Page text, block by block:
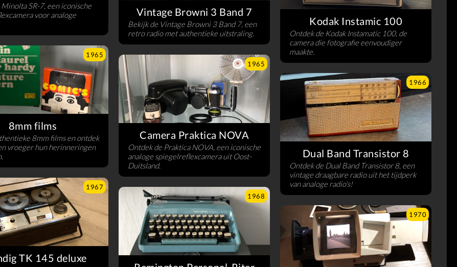
Minolta SR-7, een iconische
voor analoge
Vintage Browni 3 Band 7
Bekijk de Vintage Browni 3 Band 7, een
retro radio met authentieke uitstraling.
Kodak Instamic 100
Ontdek de Kodak Instamatic 100, de
camera die fotografie eenvoudiger
maakte.
1965
8mm films
8mm films en ontdek
vroeger hun herinneringen
1965
Camera Praktica NOVA
Ontdek de Praktica NOVA, een iconische
analoge spiegelreflexcamera uit Oost-
Duitsland.
1966
Dual Band Transistor 8
Ontdek de Dual Band Transistor 8, een
vintage draagbare radio uit het tijdperk
van analoge radio's!
1967
TK 145 deluxe
1968
1970